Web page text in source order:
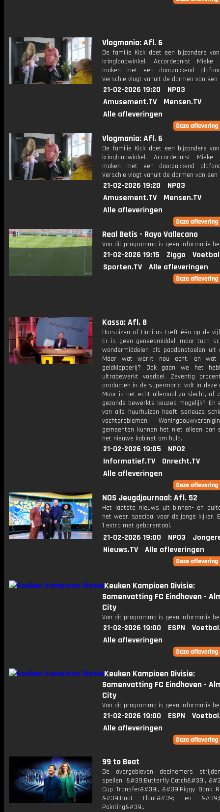
Vlogmania: Afl. 6
De familie Kick doet een bijzondere
kringloopwinkel. Accordeonist
maken met een doorzakkend
Verschie vlogt vanuit de darmen van
21-02-2026 19:20
NPO3
Amusement.TV
Mensen.TV
Alle afleveringen
Vlogmania: Afl. 6
De familie Kick doet een bijzondere
kringloopwinkel. Accordeonist
maken met een doorzakkend
Verschie vlogt vanuit de darmen van
21-02-2026 19:20
NPO3
Amusement.TV
Mensen.TV
Alle afleveringen
Real Betis - Rayo Vallecano
Van dit programma is geen informatie
21-02-2026 19:15 Ziggo
Sporten.TV
Alle afleveringen
Kassa: Afl. 8
Oorsuizen of tinnitus treft één op de
Er is geen geneesmiddel, maar toch
wondermiddelen als paddenstoelen uit
Maar wat werkt nou echt, en wat
geldklopperij? Ook gaan we het
ultrabewerkt voedsel. Zeventig
producten in de supermarkt valt in deze
Maar is het echt allemaal zo slecht, of
gezonde bewerkte keuzes mogelijk? En
van alle huurhuizen heeft serieuze
vochtproblemen.
gemeenten kunnen het niet alleen aan
het nieuwe kabinet om hulp.
21-02-2026 19:05
NPO2
Informatief.TV
Onrecht.TV
Alle afleveringen
NOS Jeugdjournaal: Afl. 52
Het laatste nieuws uit binnen- en
het weer, speciaal voor de jonge kijker.
1 extra met gebarentaal.
21-02-2026 19:00 NPO3
Nieuws.TV
Alle afleveringen
Keuken Kampioen Divisie:
Samenvatting FC Eindhoven -
City
Van dit programma is geen informatie
21-02-2026 19:00 ESPN
Alle afleveringen
Keuken Kampioen Divisie:
Samenvatting FC Eindhoven -
City
Van dit programma is geen informatie
21-02-2026 19:00 ESPN
Alle afleveringen
99 to Beat
De overgebleven deelnemers
spellen: &#39;Butterfly Catch&#39;,
Cup Transfer&#39;, &#39;Piggy Bank
&#39;Boat Float&#39; en
Painting&#39;.